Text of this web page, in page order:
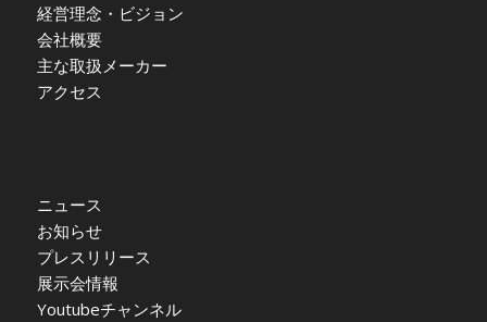
経営理念・ビジョン
会社概要
主な取扱メーカー
アクセス
ニュース
お知らせ
プレスリリース
展示会情報
Youtubeチャンネル